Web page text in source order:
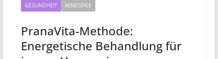
GESUNDHEIT MINDSTYLE
PranaVita-Methode:
Energetische Behandlung für